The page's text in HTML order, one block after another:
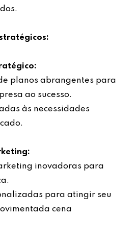
planos abrangentes para
ao sucesso.
às necessidades
inovadoras para
para atingir seu
cena